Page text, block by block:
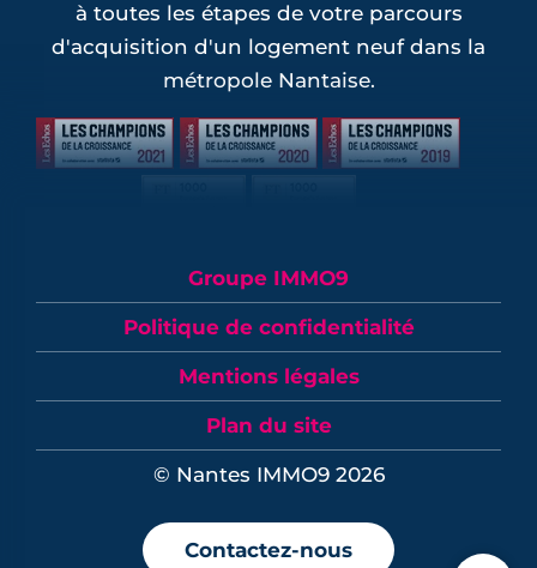
à toutes les étapes de votre parcours
d'acquisition d'un logement neuf dans la
métropole Nantaise.
Groupe IMMO9
Politique de confidentialité
Mentions légales
Plan du site
© Nantes IMMO9 2026
Contactez-nous